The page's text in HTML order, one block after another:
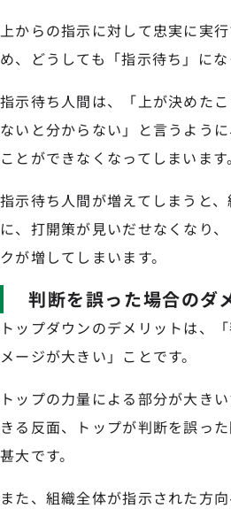
上からの指示に対して忠実に実
め、どうしても「指示待ち」にな
指示待ち人間は、「上が決めた
ないと分からない」と言うよう
ことができなくなってしまいます。
指示待ち人間が増えてしまうと
に、打開策が見いだせなくなり
クが増してしまいます。
判断を誤った場合のダ
トップダウンのデメリットは、
メージが大きい」ことです。
トップの力量による部分が大き
きる反面、トップが判断を誤っ
甚大です。
また、組織全体が指示された方